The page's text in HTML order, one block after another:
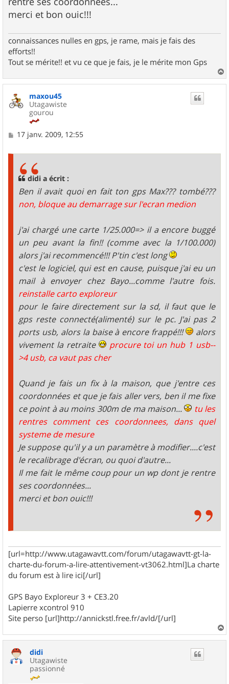
merci et bon ouic!!!
connaissances nulles en gps, je rame, mais je fais des
efforts!!
Tout se mérite!! et vu ce que je fais, je le mérite mon Gps
a
maxou45
Utagawiste
gourou
M17 janv. 2009, 12:55
didi a écrit :
Ben il avait quoi en fait ton gps Max??? tombé???
non, bloque au demarrage sur l'ecran medion
j'ai chargé une carte 1/25.000=> il a encore buggé
un peu avant la fin!! (comme avec la 1/100.000)
alors j'ai recommencé!!! P'tin c'est long
c'est le logiciel, qui est en cause, puisque j'ai eu un
mail à envoyer chez Bayo...comme l'autre fois.
reinstalle carto exploreur
pour le faire directement sur la sd, il faut que le
gps reste connecté(alimenté) sur le pc. J'ai pas 2
ports usb, alors la baise à encore frappé!!!
alors
vivement la retraite
procure toi un hub 1 usb--
>4 usb, ca vaut pas cher
Quand je fais un fix à la maison, que j'entre ces
coordonnées et que je fais aller vers, ben il me fixe
ce point à au moins 300m de ma maison...
tu les
rentres comment ces coordonnees, dans quel
systeme de mesure
Je suppose qu'il y a un paramètre à modifier....c'est
le recalibrage d'écran, ou quoi d'autre...
Il me fait le même coup pour un wp dont je rentre
ses coordonnées...
merci et bon ouic!!!
[url=http://www.utagawavtt.com/forum/utagawavtt-gt-la-
charte-du-forum-a-lire-attentivement-vt3062.html]La charte
du forum est à lire ici[/url]
GPS Bayo Exploreur 3 + CE3.20
Lapierre xcontrol 910
Site perso [url]http://annickstl.free.fr/avld/[/url]
a
didi
Utagawiste
passionné